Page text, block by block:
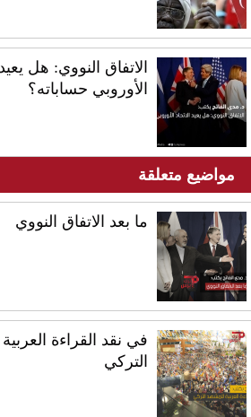
الاتفاق النووي: هل يعيد
الأوروبي حساباته؟
مواضيع متعلقة
ما بعد الاتفاق النووي
في نقد القراءة
التركي